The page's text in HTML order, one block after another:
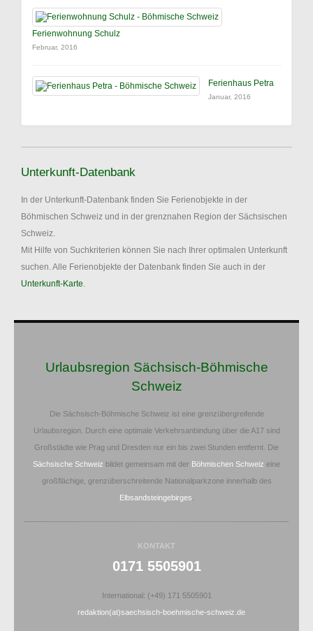
Ferienwohnung Schulz
Februar, 2016
Ferienhaus Petra
Januar, 2016
Unterkunft-Datenbank
In der Unterkunft-Datenbank finden Sie Ferienobjekte in der
Böhmischen Schweiz und in der grenznahen Region der Sächsischen
Schweiz.
Mit Hilfe von Suchkriterien können Sie nach Ihrer optimalen Unterkunft
suchen. Alle Ferienobjekte der Datenbank finden Sie auch in der
Unterkunft-Karte.
Urlaubsregion Sächsisch-Böhmische
Schweiz
Die Sächsisch-Böhmische Schweiz ist eine grenzübergreifende
Urlaubsregion. Durch eine optimale Verkehrsanbindung über die A17 sind
Großstädte wie Prag und Dresden nur ein bis zwei Stunden entfernt. Die
Sächsische Schweiz bildet gemeinsam mit der Böhmischen Schweiz eine
großflächige, grenzüberschreitende Nationalparkzone innerhalb des
Elbsandsteingebirges
KONTAKT
0171 5505901
International: (+49) 171 5505901
redaktion(at)saechsisch-boehmische-schweiz.de